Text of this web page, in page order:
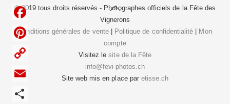
Back
To
Top
© 2019 tous droits réservés - Photographes officiels de la Fête des
Vignerons
Conditions générales de vente| Politique de confidentialité
Mon
compte
Visitez lesite de la Fête
info@fevi-photos.ch
Site web mis en place par etisse.ch
F
c
e
b
C